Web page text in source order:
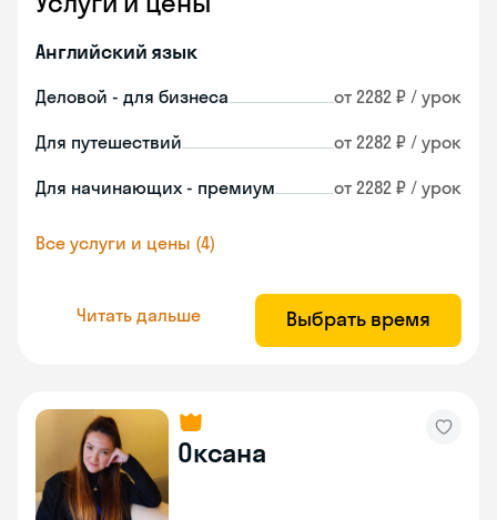
Английский язык
Деловой - для бизнеса от 2282 ₽ / урок
Для путешествий от 2282 ₽ / урок
Для начинающих - премиум от 2282 ₽ / урок
Все услуги и цены (4)
Читать дальше Выбрать время
Оксана